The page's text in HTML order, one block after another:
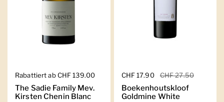
Regulärer Preis
Rabattiert ab CHF 139.00
The Sadie Family Mev.
Kirsten Chenin Blanc
Regulärer Preis
CHF 17.90 Sale-Preis
CHF 27.50
Boekenhoutskloof
Goldmine White